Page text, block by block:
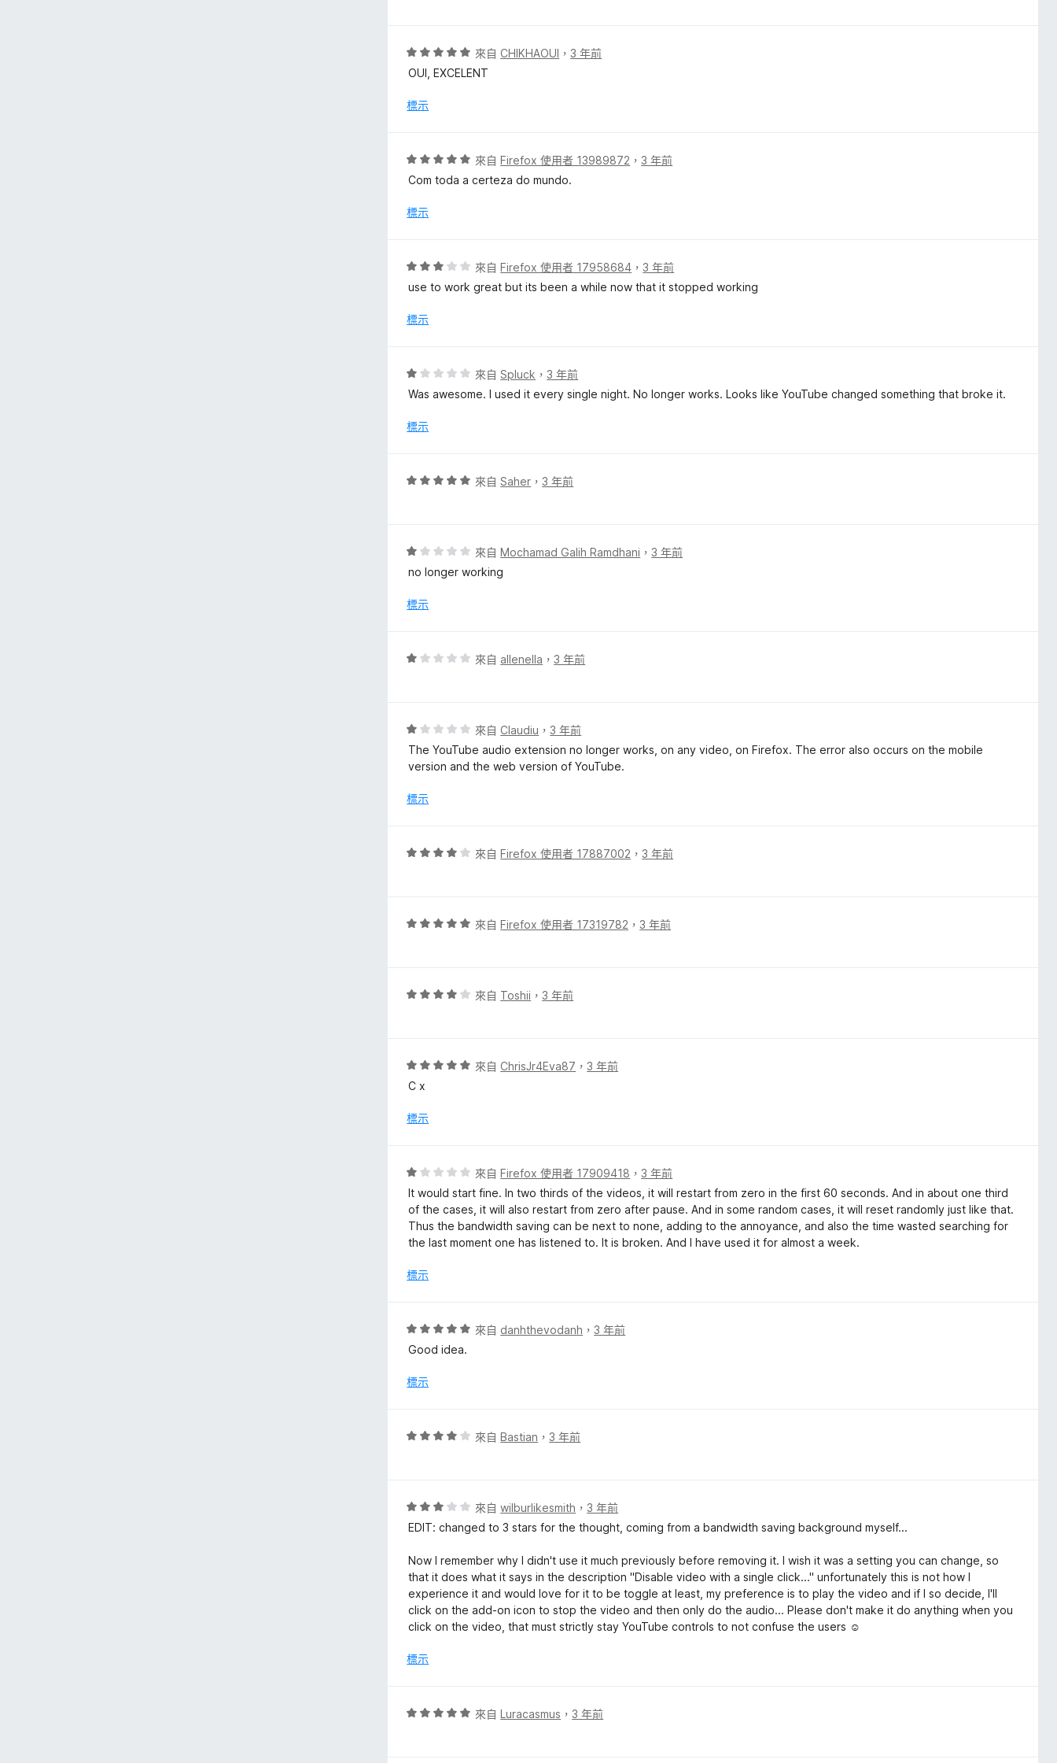
，
分
5
分
評
價
分
分
5
分
來自 CHIKHAOUI ，3 年前
OUI, EXCELENT
標示
評
價
分
分
5
分
來自Firefox 使用者 13989872 ，3 年前
Com toda a certeza do mundo.
標示
評
價
分
分
5
分
來自Firefox 使用者 17958684 ，3 年前
use to work great but its been a while now that it stopped working
標示
評
價
分
分
5
來自Spluck ，3 年前
Was awesome. I used it every single night. No longer works. Looks like YouTube changed something that broke it.
標示
評
，
分
5
分
來自Saher ，3 年前
評
價
分
分
5
來自Mochamad Galih Ramdhani ，3 年前
no longer working
標示
評
，
分
5
分
來自 allenella ，3 年前
評
價
1
，
5
分
來自 Claudiu ，3 年前
The YouTube audio extension no longer works, on any video, on Firefox. The error also occurs on the mobile
version and the web version of YouTube.
標示
評
，
來自Firefox 使用者 17887002 ，3 年前
評
，
來自Firefox 使用者 17319782 ，3 年前
評
，
分
5
分
來自 Toshii ，3 年前
評
價
分
分
5
分
來自 ChrisJr4Eva87 ，3 年前
C x
標示
評
價
1
分
，
分
來自Firefox 使用者 17909418 ，3 年前
It would start fine. In two thirds of the videos, it will restart from zero in the first 60 seconds. And in about one third
of the cases, it will also restart from zero after pause. And in some random cases, it will reset randomly just like that.
Thus the bandwidth saving can be next to none, adding to the annoyance, and also the time wasted searching for
the last moment one has listened to. It is broken. And I have used it for almost a week.
標示
評
價
分
分
5
來自 danhthevodanh ，3 年前
Good idea.
標示
評
，
分
分
來自Bastian ，3 年前
評
價
分
，
滿
分
5
來自wilburlikesmith ，3 年前
EDIT: changed to 3 stars for the thought, coming from a bandwidth saving background myself...
Now I remember why I didn't use it much previously before removing it. I wish it was a setting you can change, so
that it does what it says in the description "Disable video with a single click..." unfortunately this is not how I
experience it and would love for it to be toggle at least, my preference is to play the video and if I so decide, I'll
click on the add-on icon to stop the video and then only do the audio... Please don't make it do anything when you
click on the video, that must strictly stay YouTube controls to not confuse the users ☺
標示
評
來自Luracasmus ，3 年前